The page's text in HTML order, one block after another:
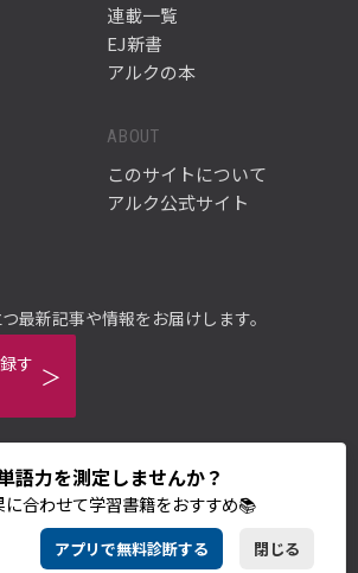
語力を測定しませんか？
に合わせて学習書籍をおすすめ📚
アプリで無料診断する 閉じる
連載一覧
EJ新書
アルクの本
ABOUT
このサイトについて
アルク公式サイト
最新記事や情報をお届けします。
す
イバシーポリシー